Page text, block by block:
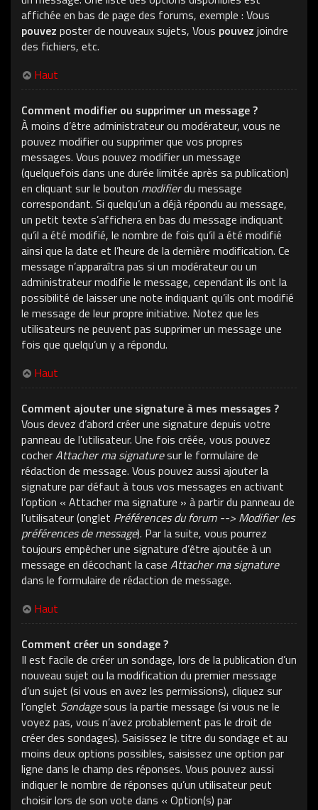
affichée en bas de page des forums, exemple : Vous
pouvez poster de nouveaux sujets, Vous pouvez joindre
des fichiers, etc.
Haut
Comment modifier ou supprimer un message ?
À moins d’être administrateur ou modérateur, vous ne
pouvez modifier ou supprimer que vos propres
messages. Vous pouvez modifier un message
(quelquefois dans une durée limitée après sa publication)
en cliquant sur le bouton modifierdu message
correspondant. Si quelqu’un a déjà répondu au message,
un petit texte s’affichera en bas du message indiquant
qu’il a été modifié, le nombre de fois qu’il a été modifié
ainsi que la date et l’heure de la dernière modification. Ce
message n’apparaîtra pas si un modérateur ou un
administrateur modifie le message, cependant ils ont la
possibilité de laisser une note indiquant qu’ils ont modifié
le message de leur propre initiative. Notez que les
utilisateurs ne peuvent pas supprimer un message une
fois que quelqu’un y a répondu.
Haut
Comment ajouter une signature à mes messages ?
Vous devez d’abord créer une signature depuis votre
panneau de l’utilisateur. Une fois créée, vous pouvez
cocherAttacher ma signaturesur le formulaire de
rédaction de message. Vous pouvez aussi ajouter la
signature par défaut à tous vos messages en activant
l’option « Attacher ma signature » à partir du panneau de
l’utilisateur (onglet Préférences du forum --> Modifier les
préférences de message). Par la suite, vous pourrez
toujours empêcher une signature d’être ajoutée à un
message en décochant la case Attacher ma signature
dans le formulaire de rédaction de message.
Haut
Comment créer un sondage ?
Il est facile de créer un sondage, lors de la publication d’un
nouveau sujet ou la modification du premier message
d’un sujet (si vous en avez les permissions), cliquez sur
l’onglet Sondagesous la partie message (si vous ne le
voyez pas, vous n’avez probablement pas le droit de
créer des sondages). Saisissez le titre du sondage et au
moins deux options possibles, saisissez une option par
ligne dans le champ des réponses. Vous pouvez aussi
indiquer le nombre de réponses qu’un utilisateur peut
choisir lors de son vote dans « Option(s) par